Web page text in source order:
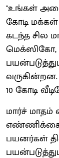
"உங்கள்
கோடி
கடந்த சில
மெக்ஸிகோ,
வருகின்றன.
10 கோடி
மார்ச்
எண்ணிக்கை
பயனர்கள்